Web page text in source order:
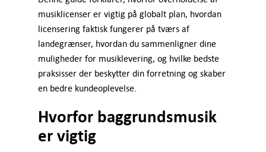
Log ind
DA
musiklicenser er vigtig på globalt plan, hvordan
licensering faktisk fungerer på tværs af
landegrænser, hvordan du sammenligner dine
muligheder for musiklevering, og hvilke bedste
praksisser der beskytter din forretning og skaber
en bedre kundeoplevelse.
Hvorfor baggrundsmusik
er vigtig